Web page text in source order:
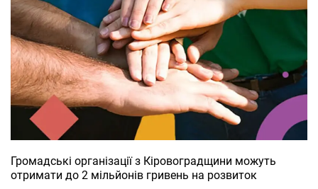
Громадські організації з Кіровоградщини можуть
отримати до 2 мільйонів гривень на розвиток